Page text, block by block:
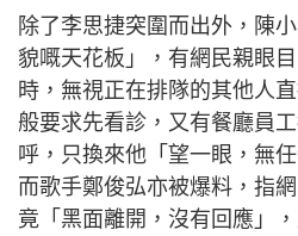
除了李思捷突圍而出外，陳
貌嘅天花板」，有網民親眼
時，無視正在排隊的其他人
般要求先看診，又有餐廳員
呼，只換來他「望一眼，無
而歌手鄭俊弘亦被爆料，指
竟「黑面離開，沒有回應」